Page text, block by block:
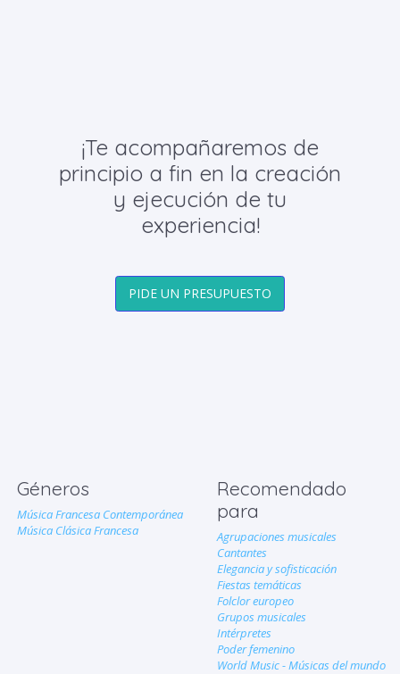
¡Te acompañaremos de
principio a fin en la creación
y ejecución de tu
experiencia!
PIDE UN PRESUPUESTO
Géneros
Música Francesa Contemporánea
Música Clásica Francesa
Recomendado
para
Agrupaciones musicales
Cantantes
Elegancia y sofisticación
Fiestas temáticas
Folclor europeo
Grupos musicales
Intérpretes
Poder femenino
World Music - Músicas del mundo